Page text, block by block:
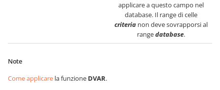
applicare a questo campo nel
database. Il range di celle
criteria non deve sovrapporsi al
rangedatabase.
Note
Come applicare la funzione DVAR.